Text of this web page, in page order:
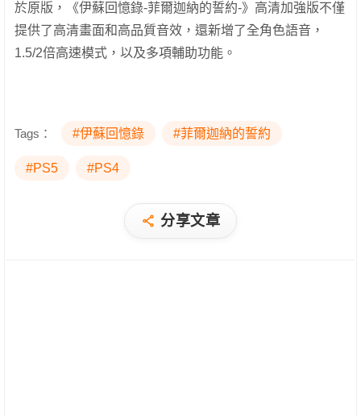
於原版，《伊蘇回憶錄-菲爾迦納的誓約-》高清加強版不僅
提供了高清畫面和高品質音效，還新增了全角色語音，
1.5/2倍高速模式，以及多項輔助功能。
Tags： #伊蘇回憶錄 #菲爾迦納的誓約
#PS5 #PS4
分享文章